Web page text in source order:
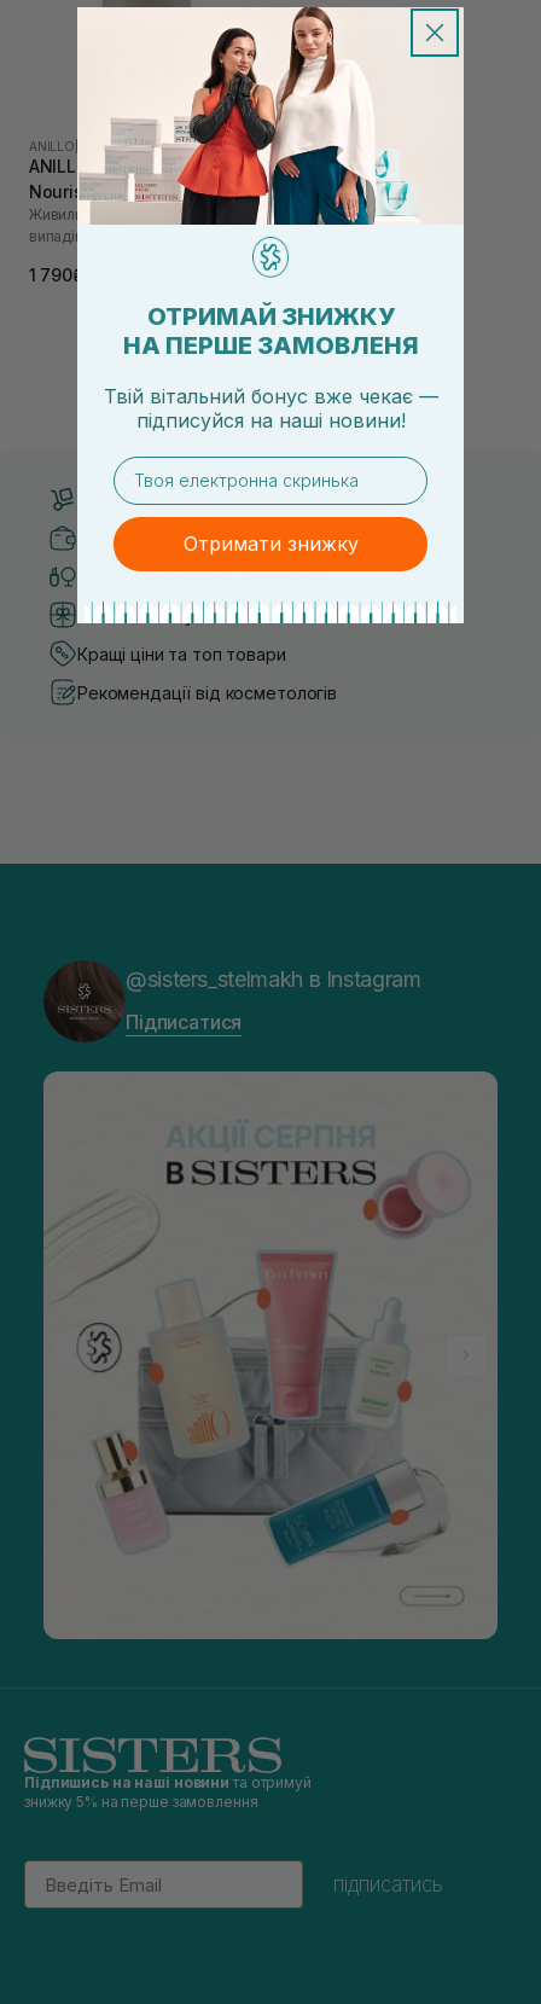
ANILLO BLACK TEA NOURISHING
ANILLO Black Tea
Nourishing Scalp Shampoo
450 мл
Живильний шампунь проти
випадіння волосся
1 790₴
Безкоштовна доставка від 3000 UAH
Безпечні способи оплати
Тільки оригінальна косметика
Система бонусів та лояльності
Кращі ціни та топ товари
Рекомендації від косметологів
@sisters_stelmakh в Instagram
Підписатися
Підпишись на наші новини та отримуй
знижку 5% на перше замовлення
Email
підписатись
ОТРИМАЙ ЗНИЖКУ
НА ПЕРШЕ ЗАМОВЛЕНЯ
Твій вітальний бонус вже чекає —
підписуйся на наші новини!
email
Отримати знижку